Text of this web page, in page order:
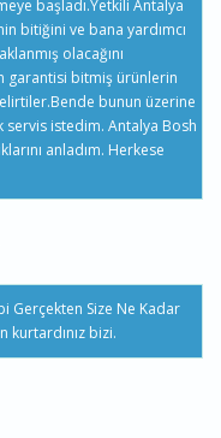
başladı.Yetkili Antalya
bitiğini ve bana yardımcı
olacağını
garantisi bitmiş ürünlerin
bunun üzerine
servis istedim. Antalya Bosh
anladım. Herkese
Gerçekten Size Ne Kadar
kurtardınız bizi.